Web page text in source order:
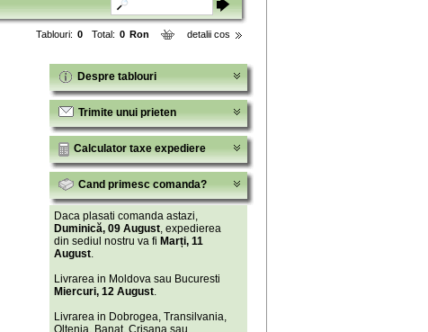
detalii cos
Tablouri: 0 Total: 0 Ron
Despre tablouri
Trimite unui prieten
Calculator taxe expediere
Cand primesc comanda?
Daca plasati comanda astazi,
Duminică, 09 August, expedierea
din sediul nostru va fi Marți, 11
August.
Livrarea in Moldova sau Bucuresti
Miercuri, 12 August.
Livrarea in Dobrogea, Transilvania,
Oltenia, Banat, Crisana sau